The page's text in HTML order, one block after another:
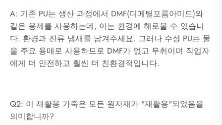
A: 기존 PU는 생산 과정에서 DMF(디메틸포름아미드)와
같은 용제를 사용하는데, 이는 환경에 해로울 수 있습니
다. 환경과 잔류 냄새를 남겨주세요. 그러나 수성 PU는 물
을 주요 용매로 사용하므로 DMF가 없고 무취이며 작업자
에게 더 안전하고 훨씬 더 친환경적입니다.
Q2: 이 재활용 가죽은 모든 원자재가 "재활용"되었음을
의미합니까?